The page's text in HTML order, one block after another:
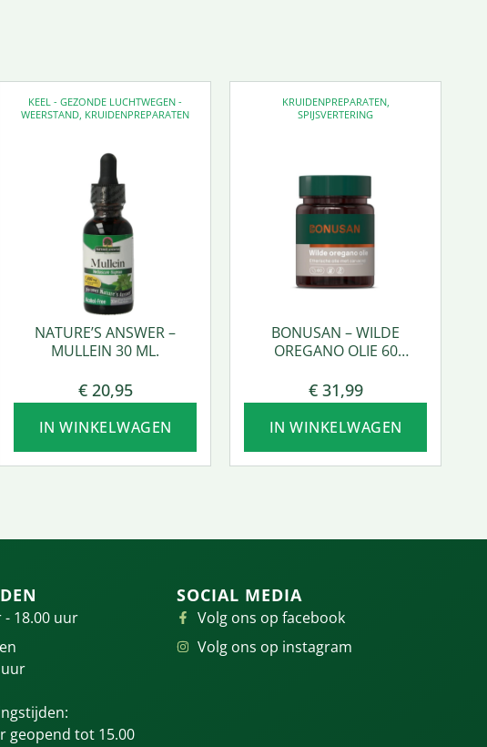
KEEL - GEZONDE LUCHTWEGEN -
WEERSTAND KRUIDENPREPARATEN
NATURE’S ANSWER –
MULLEIN 30 ML.
€20,95
IN WINKELWAGEN
KRUIDENPREPARATEN,
SPIJSVERTERING
BONUSAN – WILDE
OREGANO OLIE 60
€31,99
IN WINKELWAGEN
- 18.00 uur
uur
geopend tot 15.00
SOCIAL MEDIA
Volg ons op facebook
Volg ons op instagram